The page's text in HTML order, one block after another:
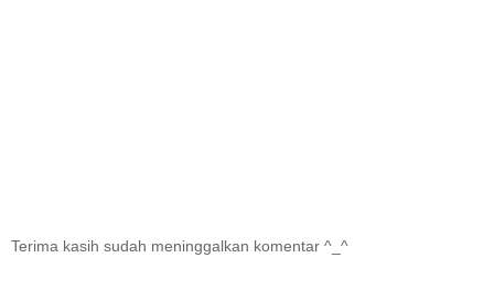
Terima kasih sudah meninggalkan komentar ^_^